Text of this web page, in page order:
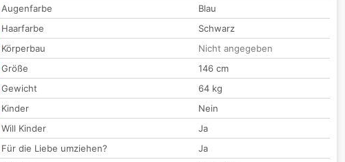
Augenfarbe
Blau
Haarfarbe
Schwarz
Körperbau
Nicht angegeben
Größe
146 cm
Gewicht
64 kg
Kinder
Nein
Will Kinder
Ja
Für die Liebe umziehen?
Ja